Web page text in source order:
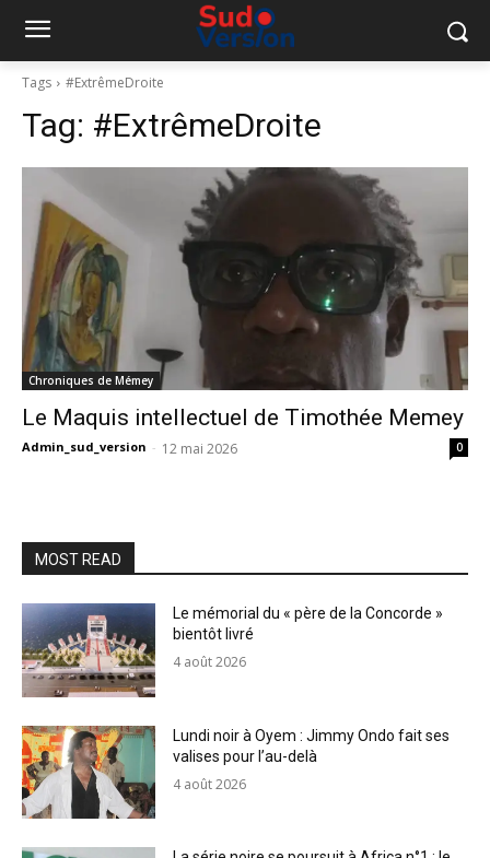
Tags #ExtrêmeDroite
Tag: #ExtrêmeDroite
Chroniques de Mémey
Le Maquis intellectuel de Timothée Memey
Admin_sud_version - 12 mai 2026 0
MOST READ
Le mémorial du « père de la Concorde »
bientôt livré
4 août 2026
Lundi noir à Oyem : Jimmy Ondo fait ses
valises pour l’au-delà
4 août 2026